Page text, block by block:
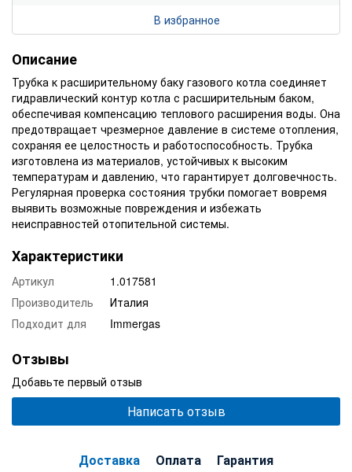
В избранное
Описание
Трубка к расширительному баку газового котла соединяет
гидравлический контур котла с расширительным баком,
обеспечивая компенсацию теплового расширения воды. Она
предотвращает чрезмерное давление в системе отопления,
сохраняя ее целостность и работоспособность. Трубка
изготовлена из материалов, устойчивых к высоким
температурам и давлению, что гарантирует долговечность.
Регулярная проверка состояния трубки помогает вовремя
выявить возможные повреждения и избежать
неисправностей отопительной системы.
Характеристики
Артикул
1.017581
Производитель
Италия
Подходит для
Immergas
Отзывы
Добавьте первый отзыв
Написать отзыв
Доставка Оплата Гарантия